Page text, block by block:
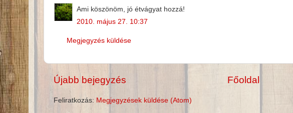
Ami köszönöm, jó étvágyat hozzá!
2010. május 27. 10:37
Megjegyzés küldése
Újabb bejegyzés Főoldal
Feliratkozás: Megjegyzések küldése (Atom)